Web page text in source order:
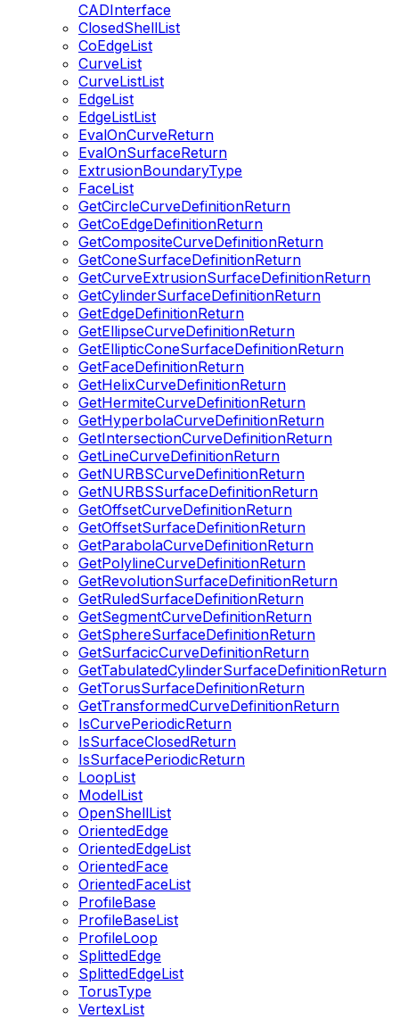
CADInterface
ClosedShellList
CoEdgeList
CurveList
CurveListList
EdgeList
EdgeListList
EvalOnCurveReturn
EvalOnSurfaceReturn
ExtrusionBoundaryType
FaceList
GetCircleCurveDefinitionReturn
GetCoEdgeDefinitionReturn
GetCompositeCurveDefinitionReturn
GetConeSurfaceDefinitionReturn
GetCurveExtrusionSurfaceDefinitionReturn
GetCylinderSurfaceDefinitionReturn
GetEdgeDefinitionReturn
GetEllipseCurveDefinitionReturn
GetEllipticConeSurfaceDefinitionReturn
GetFaceDefinitionReturn
GetHelixCurveDefinitionReturn
GetHermiteCurveDefinitionReturn
GetHyperbolaCurveDefinitionReturn
GetIntersectionCurveDefinitionReturn
GetLineCurveDefinitionReturn
GetNURBSCurveDefinitionReturn
GetNURBSSurfaceDefinitionReturn
GetOffsetCurveDefinitionReturn
GetOffsetSurfaceDefinitionReturn
GetParabolaCurveDefinitionReturn
GetPolylineCurveDefinitionReturn
GetRevolutionSurfaceDefinitionReturn
GetRuledSurfaceDefinitionReturn
GetSegmentCurveDefinitionReturn
GetSphereSurfaceDefinitionReturn
GetSurfacicCurveDefinitionReturn
GetTabulatedCylinderSurfaceDefinitionReturn
GetTorusSurfaceDefinitionReturn
GetTransformedCurveDefinitionReturn
IsCurvePeriodicReturn
IsSurfaceClosedReturn
IsSurfacePeriodicReturn
LoopList
ModelList
OpenShellList
OrientedEdge
OrientedEdgeList
OrientedFace
OrientedFaceList
ProfileBase
ProfileBaseList
ProfileLoop
SplittedEdge
SplittedEdgeList
TorusType
VertexList